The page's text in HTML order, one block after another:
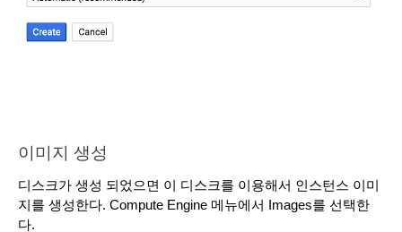
이미지 생성
디스크가 생성 되었으면 이 디스크를 이용해서 인스턴스 이미
지를 생성한다. Compute Engine 메뉴에서 Images를 선택한
다.